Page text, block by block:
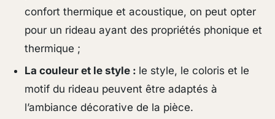
confort thermique et acoustique, on peut opter
pour un rideau ayant des propriétés phonique et
thermique ;
La couleur et le style : le style, le coloris et le
motif du rideau peuvent être adaptés à
l’ambiance décorative de la pièce.